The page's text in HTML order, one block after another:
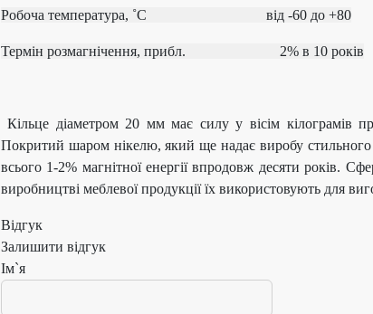
Робоча температура, ˚С від ‐60 до +80
Термін розмагнічення, прибл. 2% в 10 років
Кільце діаметром 20 мм має силу у вісім кілограмів
Покритий шаром нікелю, який ще надає виробу стильного
всього 1-2% магнітної енергії впродовж десяти років.
виробництві меблевої продукції їх використовують для
Відгук
Залишити відгук
Ім`я